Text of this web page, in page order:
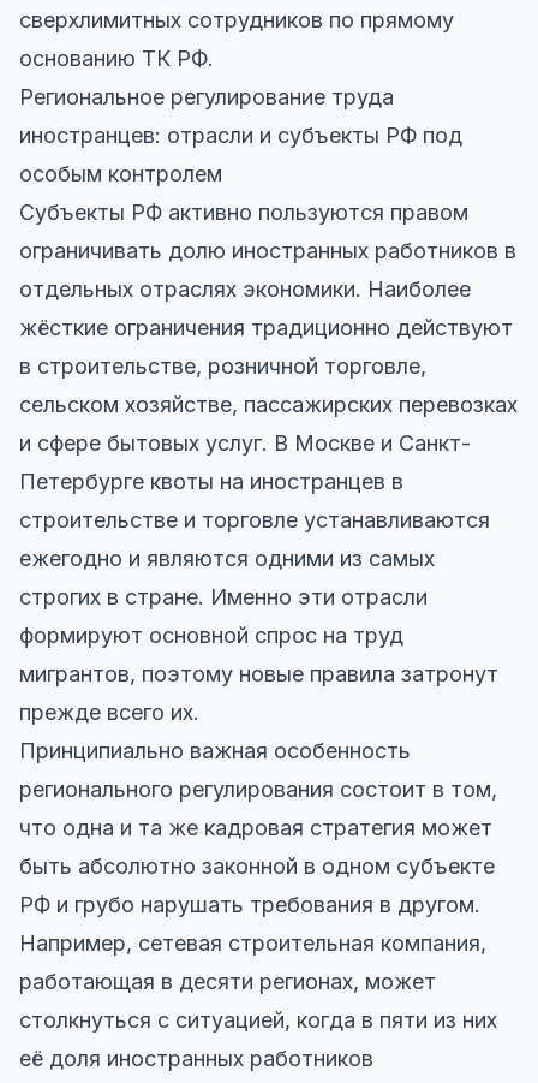
сверхлимитных сотрудников по прямому
основанию ТК РФ.
Региональное регулирование труда
иностранцев: отрасли и субъекты РФ под
особым контролем
Субъекты РФ активно пользуются правом
ограничивать долю иностранных работников в
отдельных отраслях экономики. Наиболее
жёсткие ограничения традиционно действуют
в строительстве, розничной торговле,
сельском хозяйстве, пассажирских перевозках
и сфере бытовых услуг. В Москве и Санкт-
Петербурге квоты на иностранцев в
строительстве и торговле устанавливаются
ежегодно и являются одними из самых
строгих в стране. Именно эти отрасли
формируют основной спрос на труд
мигрантов, поэтому новые правила затронут
прежде всего их.
Принципиально важная особенность
регионального регулирования состоит в том,
что одна и та же кадровая стратегия может
быть абсолютно законной в одном субъекте
РФ и грубо нарушать требования в другом.
Например, сетевая строительная компания,
работающая в десяти регионах, может
столкнуться с ситуацией, когда в пяти из них
её доля иностранных работников